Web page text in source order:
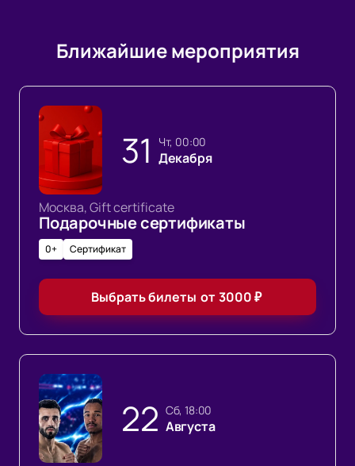
Ближайшие мероприятия
31 чт, 00:00
Декабря
Москва, Gift certificate
Подарочные сертификаты
0+ Сертификат
Выбрать билеты от 3000₽
22 сб, 18:00
Августа